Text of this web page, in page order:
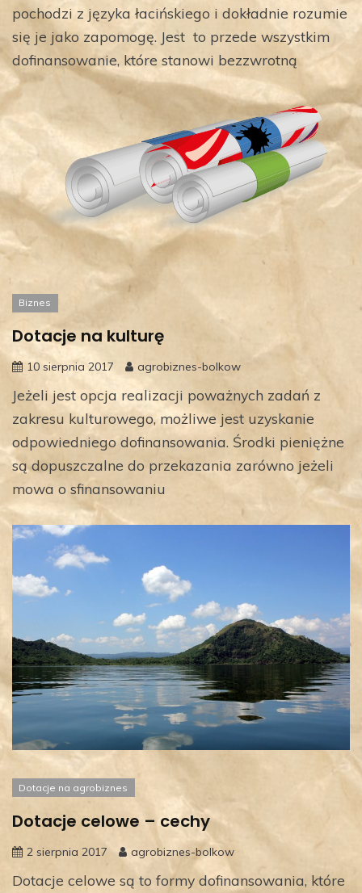
pochodzi z języka łacińskiego i dokładnie rozumie
się je jako zapomogę. Jest to przede wszystkim
dofinansowanie, które stanowi bezzwrotną
Biznes
Dotacje na kulturę
10 sierpnia 2017 agrobiznes-bolkow
Jeżeli jest opcja realizacji poważnych zadań z
zakresu kulturowego, możliwe jest uzyskanie
odpowiedniego dofinansowania. Środki pieniężne
są dopuszczalne do przekazania zarówno jeżeli
mowa o sfinansowaniu
Dotacje na agrobiznes
Dotacje celowe – cechy
2 sierpnia 2017 agrobiznes-bolkow
Dotacje celowe są to formy dofinansowania, które